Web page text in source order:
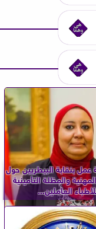
بنقابة البيطريين حول
والمظلة التأمينية
العاملين...